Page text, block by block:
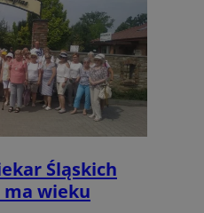
Śląskich
ma wieku